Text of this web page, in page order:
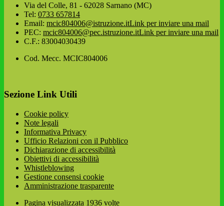
Via del Colle, 81 - 62028 Sarnano (MC)
Tel: 0733 657814
Email: mcic804006@istruzione.itLink per inviare una mail
PEC: mcic804006@pec.istruzione.itLink per inviare una mail
C.F.: 83004030439
Cod. Mecc. MCIC804006
Sezione Link Utili
Cookie policy
Note legali
Informativa Privacy
Ufficio Relazioni con il Pubblico
Dichiarazione di accessibilità
Obiettivi di accessibilità
Whistleblowing
Gestione consensi cookie
Amministrazione trasparente
Pagina visualizzata 1936 volte